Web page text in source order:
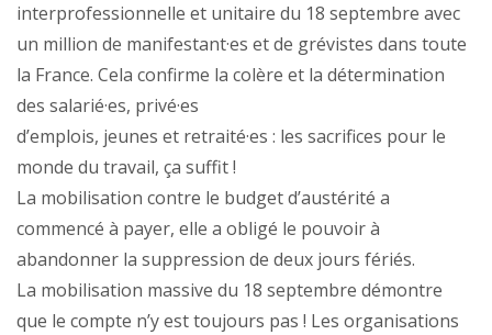
interprofessionnelle et unitaire du 18 septembre avec
un million de manifestant·es et de grévistes dans toute
la France. Cela confirme la colère et la détermination
des salarié·es, privé·es
d’emplois, jeunes et retraité·es : les sacrifices pour le
monde du travail, ça suffit !
La mobilisation contre le budget d’austérité a
commencé à payer, elle a obligé le pouvoir à
abandonner la suppression de deux jours fériés.
La mobilisation massive du 18 septembre démontre
que le compte n’y est toujours pas ! Les organisations